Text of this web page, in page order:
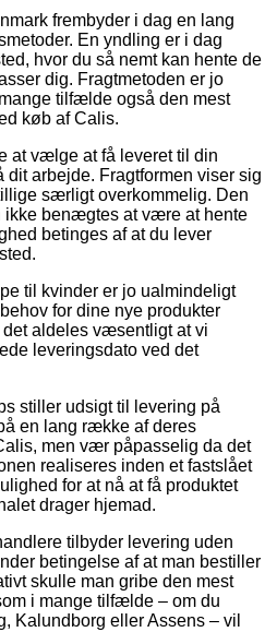
frembyder i dag en lang
En yndling er i dag
hvor du så nemt kan hente de
dig. Fragtmetoden er jo
tilfælde også den mest
køb af Calis.
at vælge at få leveret til din
arbejde. Fragtformen viser sig
særligt overkommelig. Den
ikke benægtes at være at hente
betinges af at du lever
til kvinder er jo ualmindeligt
for dine nye produkter
aldeles væsentligt at vi
leveringsdato ved det
stiller udsigt til levering på
en lang række af deres
men vær påpasselig da det
realiseres inden et fastslået
for at nå at få produktet
drager hjemad.
tilbyder levering uden
betingelse af at man bestiller
skulle man gribe den mest
i mange tilfælde – om du
Kalundborg eller Assens – vil